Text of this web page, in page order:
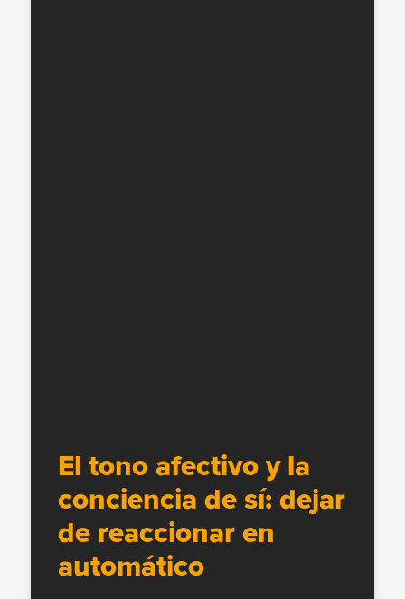
El tono afectivo y la
conciencia de sí: dejar
de reaccionar en
automático